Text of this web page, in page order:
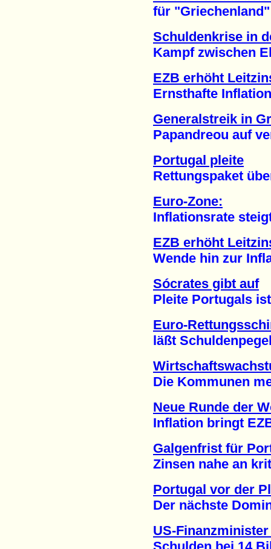
für "Griechenland"
Schuldenkrise in
Kampf zwischen
EZB erhöht
Ernsthafte
Generalstreik in
Papandreou auf
Portugal pleite
Rettungspaket über
Euro-Zone:
Inflationsrate steigt
EZB erhöht
Wende hin zur
Sócrates gibt auf
Pleite Portugals ist
Euro-
läßt Schuldenpegel
Die Kommunen
Neue Runde der
Inflation bringt EZB
Galgenfrist für
Zinsen nahe an
Portugal vor der
Der nächste
US-